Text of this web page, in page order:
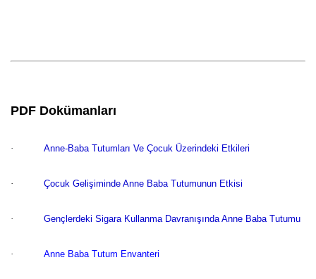
PDF Dokümanları
· Anne-Baba Tutumları Ve Çocuk Üzerindeki Etkileri
· Çocuk Gelişiminde Anne Baba Tutumunun Etkisi
· Gençlerdeki Sigara Kullanma Davranışında Anne Baba Tutumu
· Anne Baba Tutum Envanteri